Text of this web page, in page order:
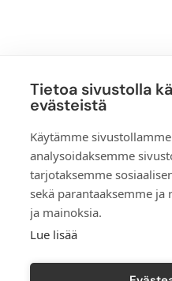
Tietoa sivustolla
evästeistä
Käytämme
analysoidaksemme
tarjotaksemme
sekä parantaaksemme ja
ja mainoksia.
Lue lisää
Sportbalance Oy
info@sportbalance.fi
+358 50 359 1123